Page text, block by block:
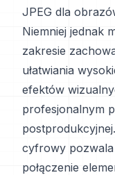
JPEG dla
Niemniej jednak
zakresie
ułatwiania
efektów
profesjonalnym
cyfrowy pozwala
połączenie